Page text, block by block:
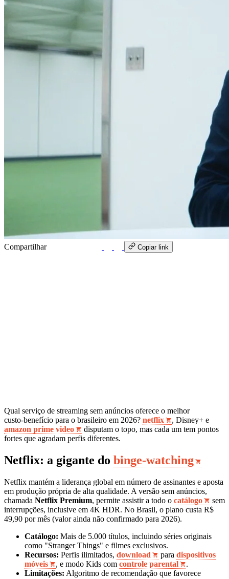
Compartilhar Copiar link
Qual serviço de streaming sem anúncios oferece o melhor
custo‑benefício para o brasileiro em 2026? netflix
, Disney+ e
amazon prime video
disputam o topo, mas cada um tem pontos
fortes que agradam perfis diferentes.
Netflix: a gigante do binge‑watching
Netflix mantém a liderança global em número de assinantes e aposta
em produção própria de alta qualidade. A versão sem anúncios,
chamada Netflix Premium, permite assistir a todo o catálogo
sem
interrupções, inclusive em 4K HDR. No Brasil, o plano custa R$
49,90 por mês (valor ainda não confirmado para 2026).
Catálogo: Mais de 5.000 títulos, incluindo séries originais
como "Stranger Things" e filmes exclusivos.
Recursos: Perfis ilimitados, download para dispositivos
móveis
, e modo Kids com controle parental
.
Limitações: Algoritmo de recomendação que favorece